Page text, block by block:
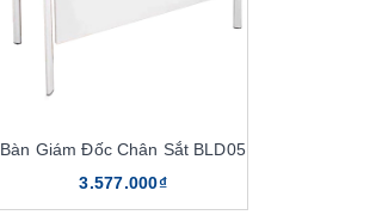
Bàn Giám Đốc Chân Sắt BLD05
3.577.000₫